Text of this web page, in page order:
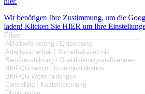
Wir benötigen Ihre Zustimmung, um die
laden! Klicken Sie HIER um Ihre
Filter